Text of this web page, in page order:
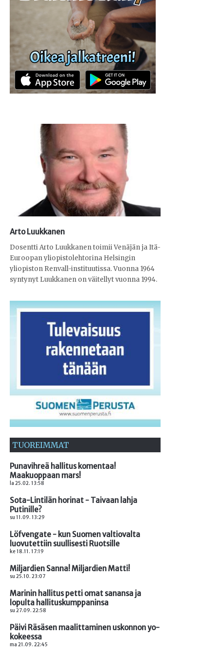
Arto Luukkanen
Dosentti Arto Luukkanen toimii Venäjän ja Itä-
Euroopan yliopistolehtorina Helsingin
yliopiston Renvall-instituutissa. Vuonna 1964
syntynyt Luukkanen on väitellyt vuonna 1994.
TUOREIMMAT
Punavihreä hallitus komentaa!
Maakuoppaan mars!
la 25.02. 13:58
Sota-Lintilän horinat - Taivaan lahja
Putinille?
su 11.09. 13:29
Löfvengate - kun Suomen valtiovalta
luovutettiin suullisesti Ruotsille
ke 18.11. 17:19
Miljardien Sanna! Miljardien Matti!
su 25.10. 23:07
Marinin hallitus petti omat sanansa ja
lopulta hallituskumppaninsa
su 27.09. 22:58
Päivi Räsäsen maalittaminen uskonnon yo-
kokeessa
ma 21.09. 22:45